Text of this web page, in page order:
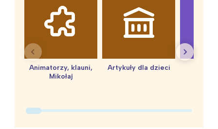
Animatorzy, klauni,
Mikołaj
Artykuły dla dzieci